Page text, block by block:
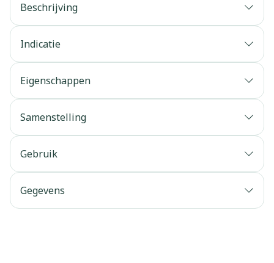
Beschrijving
Indicatie
Eigenschappen
Samenstelling
Gebruik
Gegevens